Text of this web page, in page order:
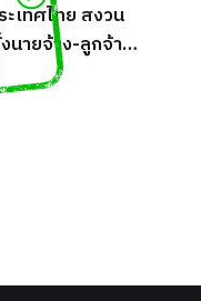
เทศไทย สงวน
นายจ้าง-ลูกจ้าง